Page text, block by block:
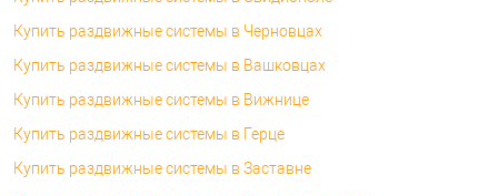
Купить раздвижные системы в Черновцах
Купить раздвижные системы в Вашковцах
Купить раздвижные системы в Вижнице
Купить раздвижные системы в Герце
Купить раздвижные системы в Заставне